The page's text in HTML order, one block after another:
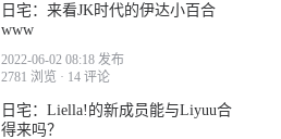
日宅：来看JK时代的伊达小百合
www
2022-06-02 08:18 发布
2781 浏览 · 14 评论
日宅：Liella!的新成员能与Liyuu合
得来吗？